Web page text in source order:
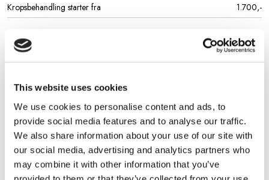
This website uses cookies
We use cookies to personalise content and ads, to
provide social media features and to analyse our traffic.
We also share information about your use of our site with
our social media, advertising and analytics partners who
may combine it with other information that you’ve
Kropsbehandling starter fra
1.700,-​
PLASMA PEN
Konsultation
Løft af øvre øjenlåg
Løft af nedre øjenlåg
1.500,-​
Løft af nedre og øvre øjenlåg
2.900,-​
Mund og kæbe